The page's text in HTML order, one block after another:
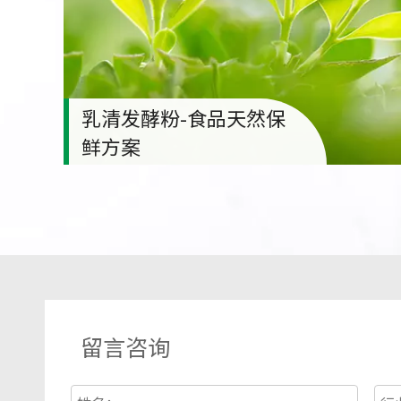
乳清发酵粉-食品天然保
鲜方案
留言咨询